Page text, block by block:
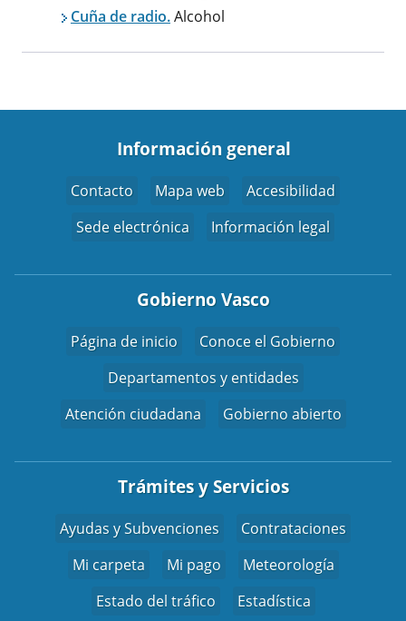
Cuña de radio.Alcohol
Información general
Contacto Mapa web
Accesibilidad
Sede electrónica
Información legal
Gobierno Vasco
Página de inicio
Conoce el Gobierno
Departamentos y entidades
Atención ciudadana
Gobierno abierto
Trámites y Servicios
Ayudas y Subvenciones
Contrataciones
Mi carpeta
Mi pago
Meteorología
Estado del tráfico
Estadística